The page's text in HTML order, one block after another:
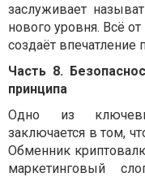
заслуживает
нового уровня. Всё
создаёт впечатление
Часть 8.
принципа
Одно из
заключается в том,
Обменник
маркетинговый